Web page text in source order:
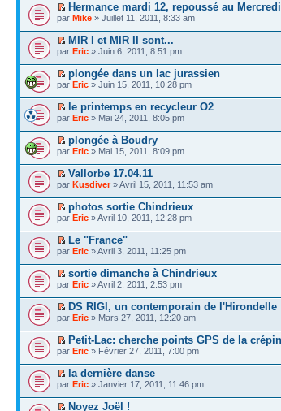
Hermance mardi 12, repoussé au
par Mike » Juillet 11, 2011, 8:33 am
MIR I et MIR II sont...
par Eric » Juin 6, 2011, 8:51 pm
plongée dans un lac jurassien
par Eric » Juin 15, 2011, 10:28 pm
le printemps en recycleur O2
par Eric » Mai 24, 2011, 8:05 pm
plongée à Boudry
par Eric » Mai 15, 2011, 8:09 pm
Vallorbe 17.04.11
par Kusdiver» Avril 15, 2011, 11:53 am
photos sortie Chindrieux
par Eric » Avril 10, 2011, 12:28 pm
Le "France"
par Eric » Avril 3, 2011, 11:25 pm
sortie dimanche à Chindrieux
par Eric » Avril 2, 2011, 2:53 pm
DS RIGI, un contemporain de l'Hirondelle
par Eric » Mars 27, 2011, 12:20 am
Petit-Lac: cherche points GPS de la
par Eric » Février 27, 2011, 7:00 pm
la dernière danse
par Eric » Janvier 17, 2011, 11:46 pm
Noyez Joël !